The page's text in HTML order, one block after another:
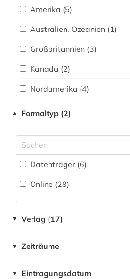
literatur (13)
literaturgeschichte (1)
neuseeland (1)
nordamerika (3)
poe (1)
Amerika (5)
Australien, Ozeanien (1)
Großbritannien (3)
Kanada (2)
Nordamerika (4)
USA (13)
▲ Formaltyp (2)
Datenträger (6)
Online (28)
▼ Verlag (17)
▼ Zeiträume
▼ Eintragungsdatum